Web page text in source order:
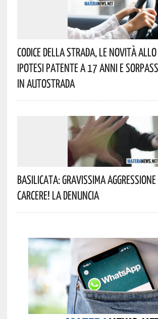
Codice Della Strada, Le Novità
Ipotesi Patente A 17 Anni E
In Autostrada
Basilicata: Gravissima
Carcere! La Denuncia